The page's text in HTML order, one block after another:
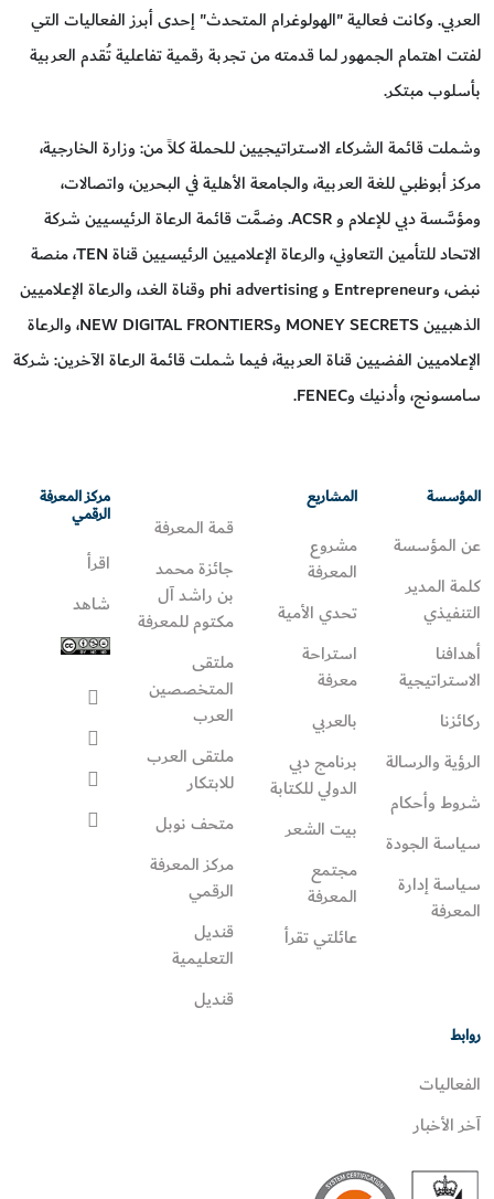
العربي. وكانت فعالية "الهولوغرام المتحدث" إحدى أبرز الفعاليات التي
لفتت اهتمام الجمهور لما قدمته من تجربة رقمية تفاعلية تُقدم العربية
بأسلوب مبتكر.
وشملت قائمة الشركاء الاستراتيجيين لـلحملة كلاً من: وزارة الخارجية،
مركز أبوظبي للغة العربية، والجامعة الأهلية في البحرين، واتصالات،
ومؤسَّسة دبي للإعلام و ACSR. وضمَّت قائمة الرعاة الرئيسيين شركة
الاتحاد للتأمين التعاوني، والرعاة الإعلاميين الرئيسيين قناة TEN، منصة
نبض، وEntrepreneur و phi advertising وقناة الغد، والرعاة الإعلاميين
الذهبيين MONEY SECRETS وNEW DIGITAL FRONTIERS، والرعاة
الإعلاميين الفضيين قناة العربية، فيما شملت قائمة الرعاة الآخرين: شركة
سامسونج، وأدنيك وFENEC.
المؤسسة
عن المؤسسة
كلمة المدير
التنفيذي
أهدافنا
الاستراتيجية
ركائزنا
الرؤية والرسالة
شروط وأحكام
سياسة الجودة
سياسة إدارة
المعرفة
المشاريع
مشروع
المعرفة
تحدي الأمية
استراحة
معرفة
بالعربي
برنامج دبي
الدولي للكتابة
بيت الشعر
مجتمع
المعرفة
عائلتي تقرأ‎
قمة المعرفة
جائزة محمد
بن راشد آل
مكتوم للمعرفة
ملتقى
المتخصصين
العرب
ملتقى العرب
للابتكار
متحف نوبل
مركز المعرفة
الرقمي
قنديل
التعليمية
قنديل
مركز المعرفة
الرقمي
اقرأ
شاهد
روابط
الفعاليات
آخر الأخبار